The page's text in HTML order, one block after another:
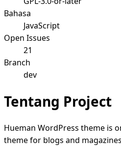
Bahasa
JavaScript
Open Issues
21
Branch
dev
Tentang Project
Hueman WordPress theme is
theme for blogs and